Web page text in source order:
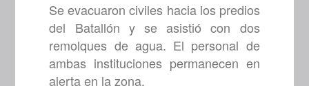
Se evacuaron civiles hacia los predios
del Batallón y se asistió con dos
remolques de agua. El personal de
ambas instituciones permanecen en
alerta en la zona.